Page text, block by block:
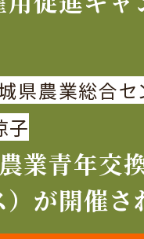
県農業総合セ
業青年交
が開催さ